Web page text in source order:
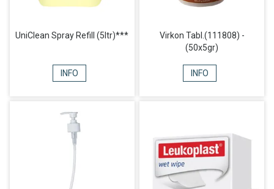
UniClean Spray Refill (5ltr)***
INFO
Virkon Tabl.(111808) -
(50x5gr)
INFO